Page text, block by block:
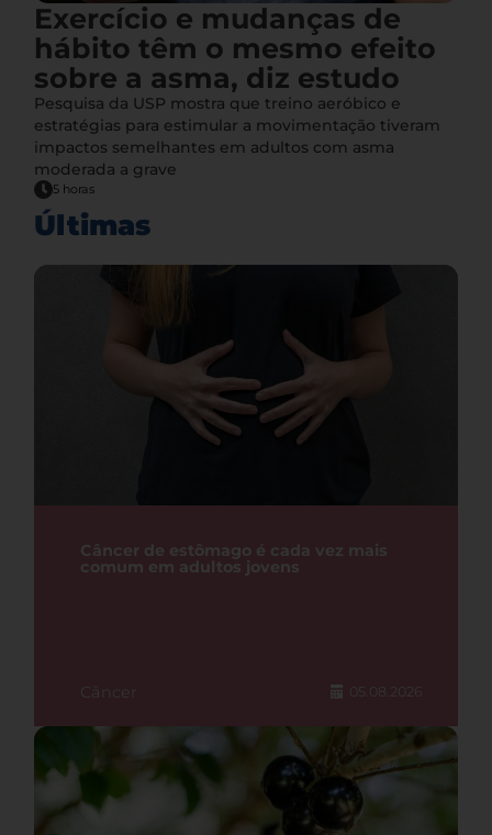
Exercício e mudanças de
hábito têm o mesmo efeito
sobre a asma, diz estudo
Pesquisa da USP mostra que treino aeróbico e
estratégias para estimular a movimentação tiveram
impactos semelhantes em adultos com asma
moderada a grave
5 horas
Últimas
Câncer de estômago é cada vez mais
comum em adultos jovens
Câncer 05.08.2026